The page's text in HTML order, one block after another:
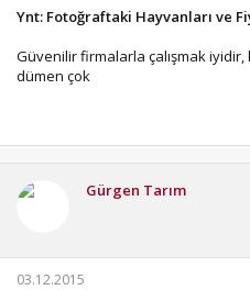
Ynt: Fotoğraftaki Hayvanları ve
Güvenilir firmalarla çalışmak
dümen çok
Gürgen Tarım
03.12.2015